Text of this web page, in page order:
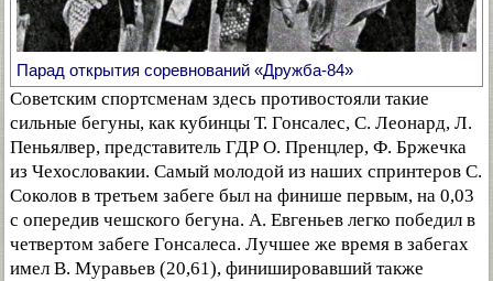
Парад открытия соревнований «Дружба-84»
Советским спортсменам здесь противостояли такие
сильные бегуны, как кубинцы Т. Гонсалес, С. Леонард, Л.
Пеньялвер, представитель ГДР О. Пренцлер, Ф. Бржечка
из Чехословакии. Самый молодой из наших спринтеров С.
Соколов в третьем забеге был на финише первым, на 0,03
с опередив чешского бегуна. А. Евгеньев легко победил в
четвертом забеге Гонсалеса. Лучшее же время в забегах
имел В. Муравьев (20,61), финишировавший также